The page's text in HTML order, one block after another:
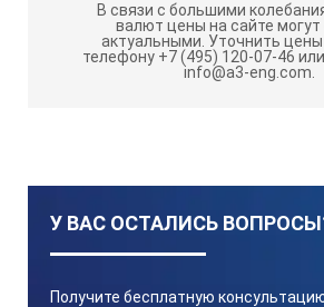
Диапазон скорости
(1000~9999) м/с.
Разрешение: DMTG-N: 0,1 мм;
режиме сканирования.
В связи с большими
валют цены на сайте могут
актуальными. Уточнить
телефону +7 (495) 120-07-46
info@a3-eng.com.
У ВАС ОСТАЛИСЬ
Получите бесплатную